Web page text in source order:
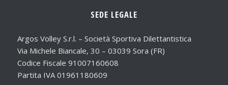
SEDE LEGALE
Argos Volley S.r.l. – Società Sportiva Dilettantistica
Via Michele Biancale, 30 – 03039 Sora (FR)
Codice Fiscale 91007160608
Partita IVA 01961180609